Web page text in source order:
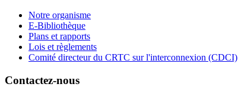
Notre organisme
E-Bibliothèque
Plans et rapports
Lois et règlements
Comité directeur du CRTC sur l'interconnexion (CDCI)
Contactez-nous